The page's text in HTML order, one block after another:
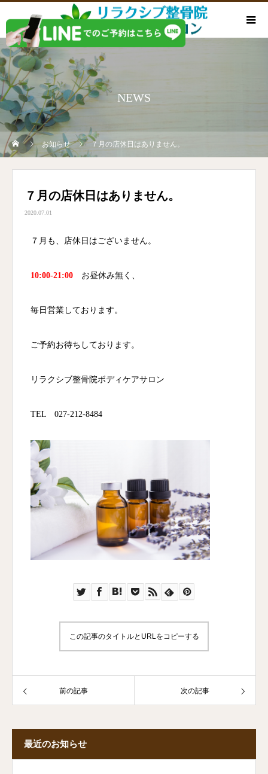
NEWS
お知らせ ７月の店休日はありません。
７月の店休日はありません。
2020.07.01
７月も、店休日はございません。
10:00-21:00 お昼休み無く、
毎日営業しております。
ご予約お待ちしております。
リラクシブ整骨院ボディケアサロン
TEL 027-212-8484
この記事のタイトルとURLをコピーする
前の記事 次の記事
最近のお知らせ